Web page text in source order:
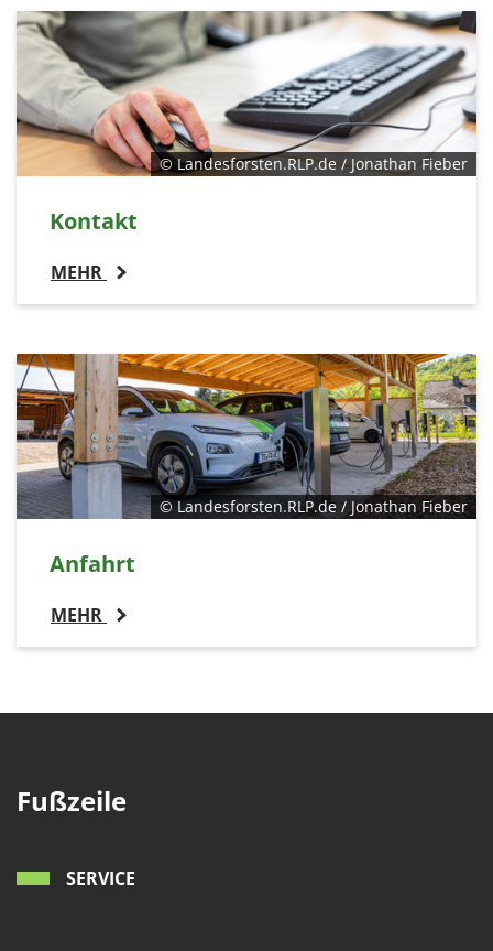
© Landesforsten.RLP.de / Jonathan Fieber
Kontakt
MEHR
© Landesforsten.RLP.de / Jonathan Fieber
Anfahrt
MEHR
Fußzeile
SERVICE